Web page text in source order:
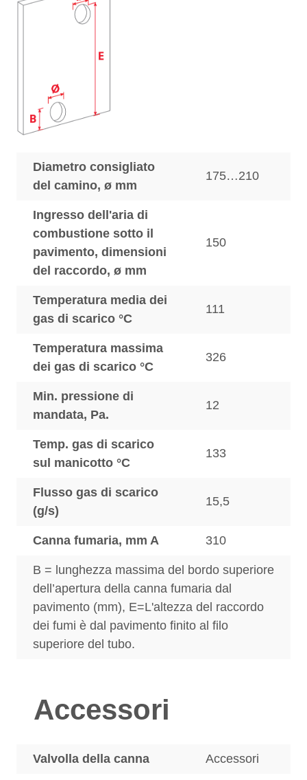
Diametro consigliato
del camino, ø mm
175…210
Ingresso dell'aria di
combustione sotto il
pavimento, dimensioni
del raccordo, ø mm
150
Temperatura media dei
gas di scarico °C
111
Temperatura massima
dei gas di scarico °C
326
Min. pressione di
mandata, Pa.
12
Temp. gas di scarico
sul manicotto °C
133
Flusso gas di scarico
(g/s)
15,5
Canna fumaria, mm A 310
B = lunghezza massima del bordo superiore
dell’apertura della canna fumaria dal
pavimento (mm), E=L'altezza del raccordo
dei fumi è dal pavimento finito al filo
superiore del tubo.
Accessori
Valvolla della canna Accessori